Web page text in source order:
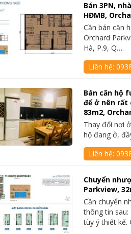
Bán 3PN,
HĐMB,
Cần bán căn
Orchard
Hà, P.9, Q….
Liên hệ:
Bán căn hộ
để ở nên rất
83m2,
Thay đổi nơi
hộ đang ở,
Liên hệ:
Chuyển
Parkview,
Cần chuyển
thông tin
tùy ý thiết kế.